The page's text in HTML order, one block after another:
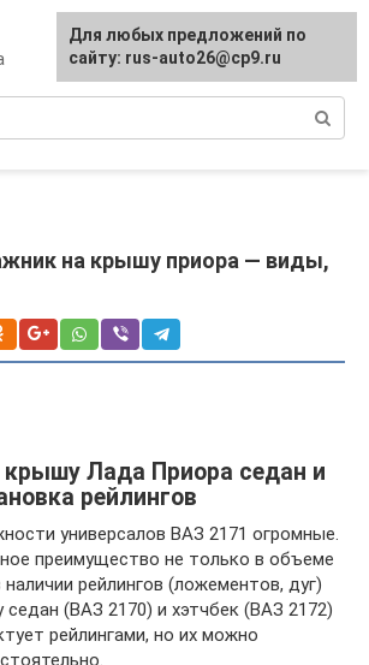
на крышу приора — виды,
крышу Лада Приора седан и
рейлингов
универсалов ВАЗ 2171 огромные.
преимущество не только в объеме
рейлингов (ложементов, дуг)
(ВАЗ 2170) и хэтчбек (ВАЗ 2172)
рейлингами, но их можно
Для любых предложений по
сайту: rus-auto26@cp9.ru